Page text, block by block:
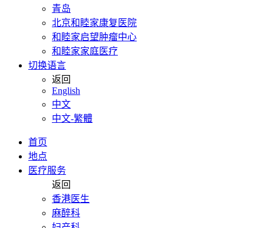
青岛
北京和睦家康复医院
和睦家启望肿瘤中心
和睦家家庭医疗
切换语言
返回
English
中文
中文-繁體
首页
地点
医疗服务
返回
香港医生
麻醉科